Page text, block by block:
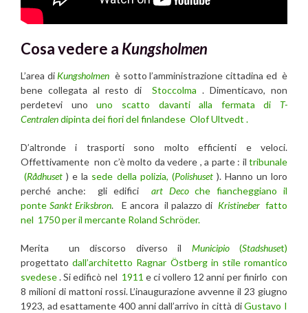
Cosa vedere a Kungsholmen
L’area di Kungsholmen è sotto l’amministrazione cittadina ed è
bene collegata al resto diStoccolma . Dimenticavo, non
perdetevi unouno scatto davanti alla fermata di T-
Centralendipinta dei fiori del finlandese Olof Ultvedt .
D’altronde i trasporti sono molto efficienti e veloci.
Offettivamente non c’è molto da vedere , a parte : il tribunale
(Rådhuset ) e la sede della polizia, (Polishuset). Hanno un loro
perché anche: gli edifici
art Deco che fiancheggiano il
ponte Sankt Eriksbron. E ancora il palazzo di Kristineber fatto
nel 1750 per il mercante Roland Schröder.
Merita un discorso diverso il Municipio(Stadshuset)
progettatodall’architetto Ragnar Östberg in stile romantico
svedese. Si edificò nel 1911 e ci vollero 12 anni per finirlo con
8 milioni di mattoni rossi. L’inaugurazione avvenne il 23 giugno
1923, ad esattamente 400 anni dall’arrivo in città diGustavo I